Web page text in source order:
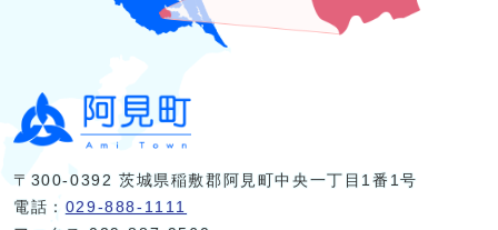
〒300-0392 茨城県稲敷郡阿見町中央一丁目1番1号
電話： 029-888-1111